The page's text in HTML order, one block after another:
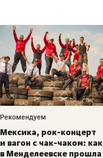
Рекомендуем
Мексика, рок-концерт
и вагон с чак-чаком: как
в Менделеевске прошла